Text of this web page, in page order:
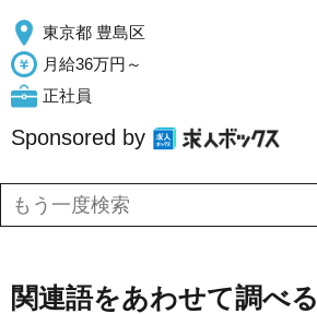
東京都 豊島区
月給36万円～
正社員
Sponsored by
関連語をあわせて調べる